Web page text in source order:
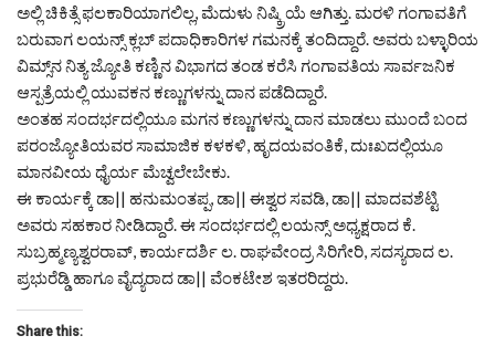
ಅಲ್ಲಿ ಚಿಕಿತ್ಸೆ ಫಲಕಾರಿಯಾಗಲಿಲ್ಲ, ಮೆದುಳು ನಿಷ್ಕ್ರಿಯೆ ಆಗಿತ್ತು. ಮರಳಿ ಗಂಗಾವತಿಗೆ
ಬರುವಾಗ ಲಯನ್ಸ್ ಕ್ಲಬ್ ಪದಾಧಿಕಾರಿಗಳ ಗಮನಕ್ಕೆ ತಂದಿದ್ದಾರೆ. ಅವರು ಬಳ್ಳಾರಿಯ
ವಿಮ್ಸ್‌ನ ನಿತ್ಯ ಜ್ಯೋತಿ ಕಣ್ಣಿನ ವಿಭಾಗದ ತಂಡ ಕರೆಸಿ ಗಂಗಾವತಿಯ ಸಾರ್ವಜನಿಕ
ಆಸ್ಪತ್ರೆಯಲ್ಲಿ ಯುವಕನ ಕಣ್ಣುಗಳನ್ನು ದಾನ ಪಡೆದಿದ್ದಾರೆ.
ಅಂತಹ ಸಂದರ್ಭದಲ್ಲಿಯೂ ಮಗನ ಕಣ್ಣುಗಳನ್ನು ದಾನ ಮಾಡಲು ಮುಂದೆ ಬಂದ
ಪರಂಜ್ಯೋತಿಯವರ ಸಾಮಾಜಿಕ ಕಳಕಳಿ, ಹೃದಯವಂತಿಕೆ, ದುಃಖದಲ್ಲಿಯೂ
ಮಾನವೀಯ ಧೈರ್ಯ ಮೆಚ್ವಲೇಬೇಕು.
ಈ ಕಾರ್ಯಕ್ಕೆ ಡಾ|| ಹನುಮಂತಪ್ಪ, ಡಾ|| ಈಶ್ವರ ಸವಡಿ, ಡಾ|| ಮಾದವಶೆಟ್ಟಿ
ಅವರು ಸಹಕಾರ ನೀಡಿದ್ದಾರೆ. ಈ ಸಂದರ್ಭದಲ್ಲಿ ಲಯನ್ಸ್ ಅಧ್ಯಕ್ಷರಾದ ಕೆ.
ಸುಬ್ರಹ್ಮಣ್ಯಶ್ವರರಾವ್, ಕಾರ್ಯದರ್ಶಿ ಲ. ರಾಘವೇಂದ್ರ ಸಿರಿಗೇರಿ, ಸದಸ್ಯರಾದ ಲ.
ಪ್ರಭುರೆಡ್ಡಿ ಹಾಗೂ ವೈದ್ಯರಾದ ಡಾ|| ವೆಂಕಟೇಶ ಇತರರಿದ್ದರು.
Share this: